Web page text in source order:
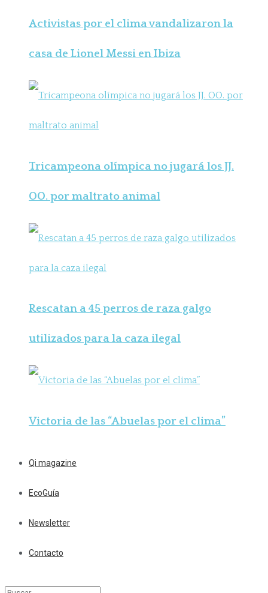
Activistas por el clima vandalizaron la
casa de Lionel Messi en Ibiza
Tricampeona olímpica no jugará los JJ.
OO. por maltrato animal
Rescatan a 45 perros de raza galgo
utilizados para la caza ilegal
Victoria de las “Abuelas por el clima”
Qi magazine
EcoGuía
Newsletter
Contacto